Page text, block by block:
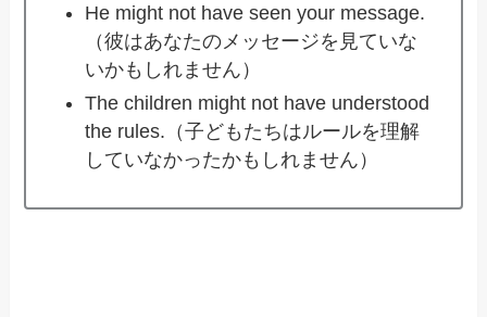
He might not have seen your message.
（彼はあなたのメッセージを見ていな
いかもしれません）
The children might not have understood
the rules.（子どもたちはルールを理解
していなかったかもしれません）